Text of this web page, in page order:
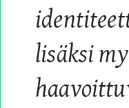
lisäksi